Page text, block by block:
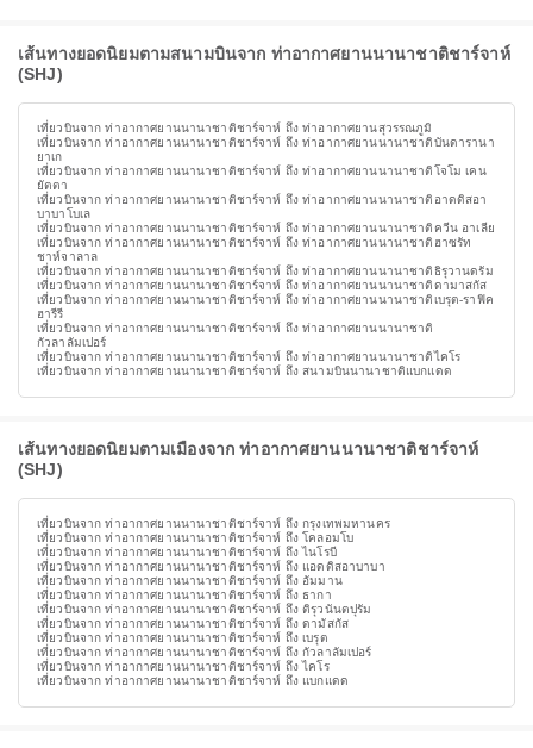
เส้นทางยอดนิยมตามสนามบินจาก ท่าอากาศยานนานาชาติชาร์จาห์
(SHJ)
เที่ยวบินจาก ท่าอากาศยานนานาชาติชาร์จาห์ ถึง ท่าอากาศยานสุวรรณภูมิ
เที่ยวบินจาก ท่าอากาศยานนานาชาติชาร์จาห์ ถึง ท่าอากาศยานนานาชาติบันดารานา
ยาเก
เที่ยวบินจาก ท่าอากาศยานนานาชาติชาร์จาห์ ถึง ท่าอากาศยานนานาชาติโจโม เคน
ยัตตา
เที่ยวบินจาก ท่าอากาศยานนานาชาติชาร์จาห์ ถึง ท่าอากาศยานนานาชาติอาดดิสอา
บาบาโบเล
เที่ยวบินจาก ท่าอากาศยานนานาชาติชาร์จาห์ ถึง ท่าอากาศยานนานาชาติควีน อาเลีย
เที่ยวบินจาก ท่าอากาศยานนานาชาติชาร์จาห์ ถึง ท่าอากาศยานนานาชาติฮาซรัท
ชาห์จาลาล
เที่ยวบินจาก ท่าอากาศยานนานาชาติชาร์จาห์ ถึง ท่าอากาศยานนานาชาติธิรุวานดรัม
เที่ยวบินจาก ท่าอากาศยานนานาชาติชาร์จาห์ ถึง ท่าอากาศยานนานาชาติดามาสกัส
เที่ยวบินจาก ท่าอากาศยานนานาชาติชาร์จาห์ ถึง ท่าอากาศยานนานาชาติเบรุต-ราฟิค
ฮารีรี
เที่ยวบินจาก ท่าอากาศยานนานาชาติชาร์จาห์ ถึง ท่าอากาศยานนานาชาติ
กัวลาลัมเปอร์
เที่ยวบินจาก ท่าอากาศยานนานาชาติชาร์จาห์ ถึง ท่าอากาศยานนานาชาติไคโร
เที่ยวบินจาก ท่าอากาศยานนานาชาติชาร์จาห์ ถึง สนามบินนานาชาติแบกแดด
เส้นทางยอดนิยมตามเมืองจาก ท่าอากาศยานนานาชาติชาร์จาห์
(SHJ)
เที่ยวบินจาก ท่าอากาศยานนานาชาติชาร์จาห์ ถึง กรุงเทพมหานคร
เที่ยวบินจาก ท่าอากาศยานนานาชาติชาร์จาห์ ถึง โคลอมโบ
เที่ยวบินจาก ท่าอากาศยานนานาชาติชาร์จาห์ ถึง ไนโรบี
เที่ยวบินจาก ท่าอากาศยานนานาชาติชาร์จาห์ ถึง แอดดิสอาบาบา
เที่ยวบินจาก ท่าอากาศยานนานาชาติชาร์จาห์ ถึง อัมมาน
เที่ยวบินจาก ท่าอากาศยานนานาชาติชาร์จาห์ ถึง ธากา
เที่ยวบินจาก ท่าอากาศยานนานาชาติชาร์จาห์ ถึง ติรุวนันตปุรัม
เที่ยวบินจาก ท่าอากาศยานนานาชาติชาร์จาห์ ถึง ดามัสกัส
เที่ยวบินจาก ท่าอากาศยานนานาชาติชาร์จาห์ ถึง เบรุต
เที่ยวบินจาก ท่าอากาศยานนานาชาติชาร์จาห์ ถึง กัวลาลัมเปอร์
เที่ยวบินจาก ท่าอากาศยานนานาชาติชาร์จาห์ ถึง ไคโร
เที่ยวบินจาก ท่าอากาศยานนานาชาติชาร์จาห์ ถึง แบกแดด